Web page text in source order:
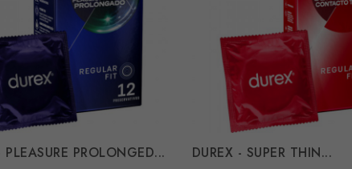
PLEASURE PROLONGED... DUREX - SUPER THIN...